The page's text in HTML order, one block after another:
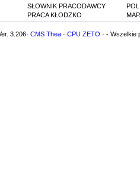
SŁOWNIK PRACODAWCY
PRACA KŁODZKO
3.206· CMS Thea · CPU ZETO · - Wszelkie